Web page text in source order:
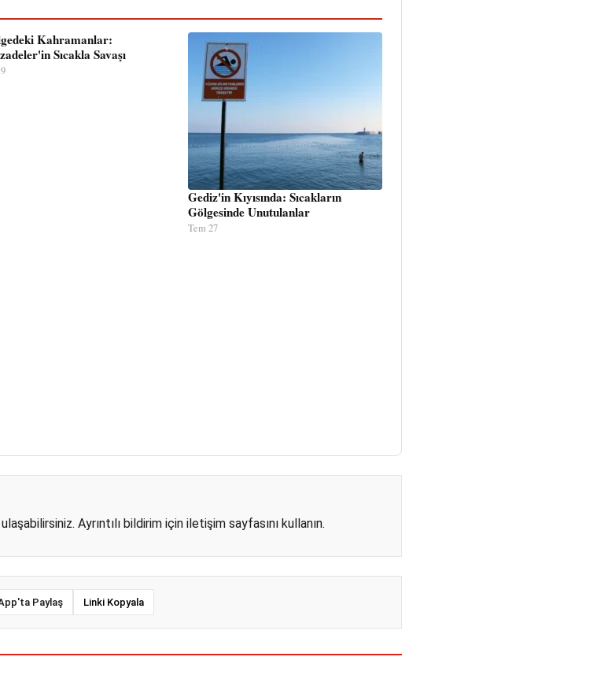
Kahramanlar:
Sıcakla Savaşı
Gediz'in Kıyısında: Sıcakların
Gölgesinde Unutulanlar
Tem 27
Ayrıntılı bildirim için iletişim sayfasını kullanın.
Paylaş Linki Kopyala